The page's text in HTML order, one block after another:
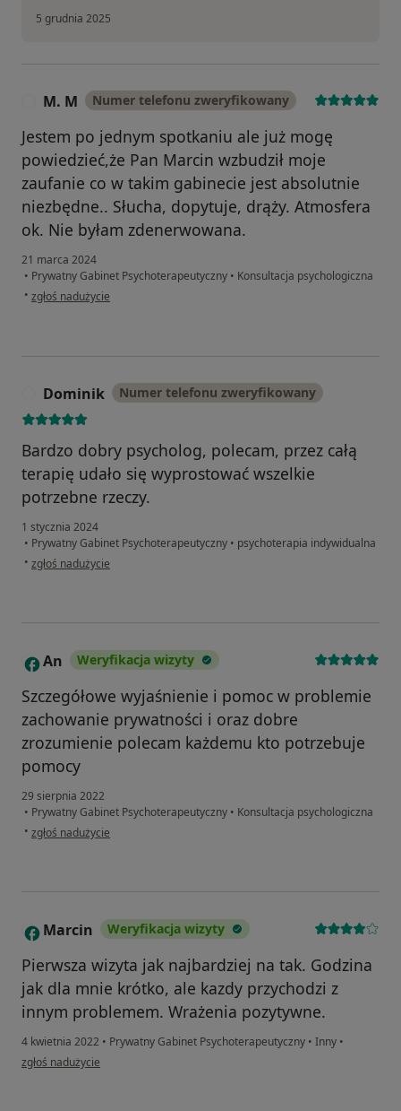
5 grudnia 2025
M. M Numer telefonu zweryfikowany
Jestem po jednym spotkaniu ale już mogę
powiedzieć,że Pan Marcin wzbudził moje
zaufanie co w takim gabinecie jest absolutnie
niezbędne.. Słucha, dopytuje, drąży. Atmosfera
ok. Nie byłam zdenerwowana.
21 marca 2024
• Prywatny Gabinet Psychoterapeutyczny • Konsultacja psychologiczna
• w opinii użytkownika M. M
zgłoś nadużycie
Dominik Numer telefonu zweryfikowany
Bardzo dobry psycholog, polecam, przez całą
terapię udało się wyprostować wszelkie
potrzebne rzeczy.
1 stycznia 2024
• Prywatny Gabinet Psychoterapeutyczny • psychoterapia indywidualna
• w opinii użytkownika Dominik
zgłoś nadużycie
A An Weryfikacja wizyty
Szczegółowe wyjaśnienie i pomoc w problemie
zachowanie prywatności i oraz dobre
zrozumienie polecam każdemu kto potrzebuje
pomocy
29 sierpnia 2022
• Prywatny Gabinet Psychoterapeutyczny • Konsultacja psychologiczna
• w opinii użytkownika An
zgłoś nadużycie
M Marcin Weryfikacja wizyty
Pierwsza wizyta jak najbardziej na tak. Godzina
jak dla mnie krótko, ale kazdy przychodzi z
innym problemem. Wrażenia pozytywne.
4 kwietnia 2022 • Prywatny Gabinet Psychoterapeutyczny • Inny •
w opinii użytkownika Marcin
zgłoś nadużycie